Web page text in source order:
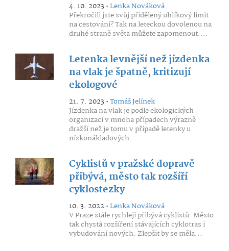
4. 10. 2023 •Lenka Nováková
Překročili jste svůj přidělený uhlíkový limit
na cestování? Tak na leteckou dovolenou na
druhé straně světa můžete zapomenout....
Letenka levnější než jízdenka
na vlak je špatně, kritizují
ekologové
21. 7. 2023 •Tomáš Jelínek
Jízdenka na vlak je podle ekologických
organizací v mnoha případech výrazně
dražší než je tomu v případě letenky u
nízkonákladových...
Cyklistů v pražské dopravě
přibývá, město tak rozšíří
cyklostezky
10. 3. 2022 •Lenka Nováková
V Praze stále rychleji přibývá cyklistů. Město
tak chystá rozšíření stávajících cyklotras i
vybudování nových. Zlepšit by se měla...